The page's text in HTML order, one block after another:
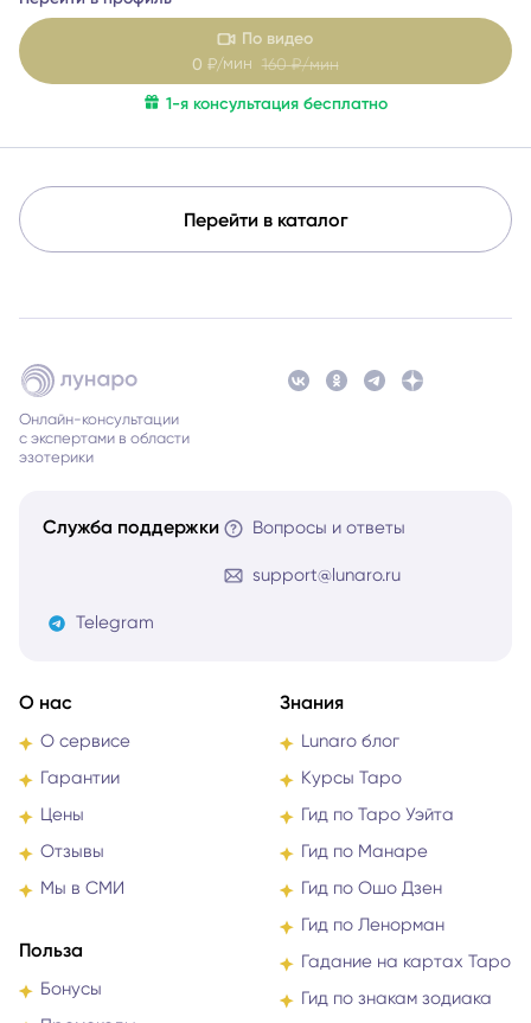
решение, которое принесёт облегчение.
По видео
0 ₽/мин 160 ₽/мин
1-я консультация бесплатно
Перейти в каталог
Онлайн-консультации
с экспертами в области
эзотерики
Служба поддержки Вопросы и ответы
support@lunaro.ru
Telegram
О нас
О сервисе
Гарантии
Цены
Отзывы
Мы в СМИ
Польза
Бонусы
Знания
Lunaro блог
Курсы Таро
Гид по Таро Уэйта
Гид по Манаре
Гид по Ошо Дзен
Гид по Ленорман
Гадание на картах Таро
Гид по знакам зодиака